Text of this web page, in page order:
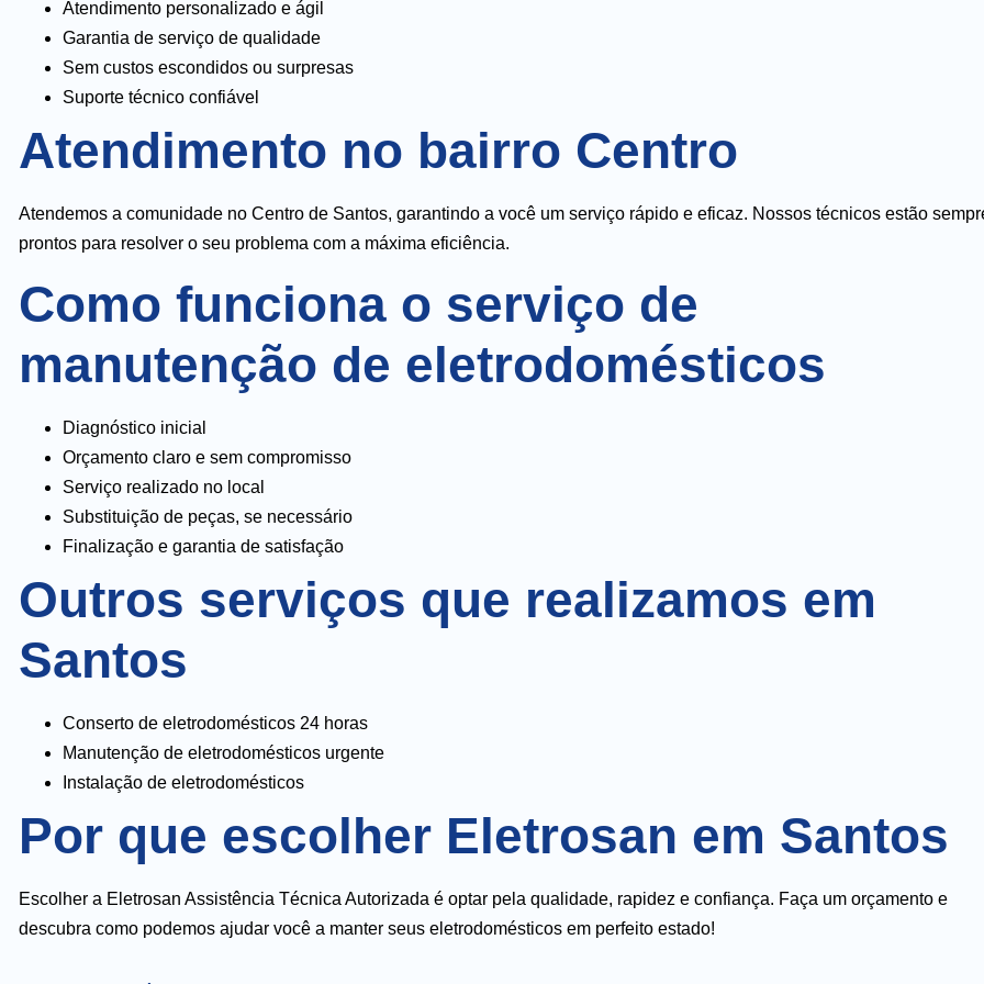
Atendimento personalizado e ágil
Garantia de serviço de qualidade
Sem custos escondidos ou surpresas
Suporte técnico confiável
Atendimento no bairro Centro
Atendemos a comunidade no Centro de Santos, garantindo a você um serviço rápido e eficaz. Nossos técnicos estão
prontos para resolver o seu problema com a máxima eficiência.
Como funciona o serviço de
manutenção de eletrodomésticos
Diagnóstico inicial
Orçamento claro e sem compromisso
Serviço realizado no local
Substituição de peças, se necessário
Finalização e garantia de satisfação
Outros serviços que realizamos em
Santos
Conserto de eletrodomésticos 24 horas
Manutenção de eletrodomésticos urgente
Instalação de eletrodomésticos
Por que escolher Eletrosan em Santos
Escolher a Eletrosan Assistência Técnica Autorizada é optar pela qualidade, rapidez e confiança. Faça um orçamento e
descubra como podemos ajudar você a manter seus eletrodomésticos em perfeito estado!